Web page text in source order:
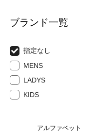
ブランド一覧
指定なし
MENS
LADYS
KIDS
アルファベット